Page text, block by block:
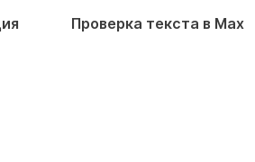
Проверка текста в Max